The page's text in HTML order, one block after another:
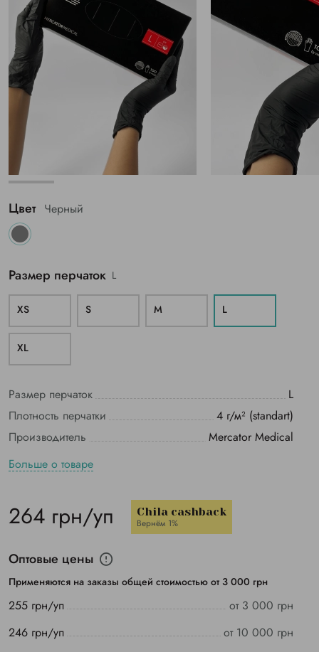
Цвет Черный
Размер перчаток L
XS S M L
ХL
Размер перчаток
L
Плотность перчатки
4 г/м² (standart)
Производитель
Mercator Medical
Больше о товаре
264 грн/уп Chila cashback
Вернём 1%
Оптовые цены
Применяются на заказы общей стоимостью от 3 000 грн
255 грн/уп
от 3 000 грн
246 грн/уп
от 10 000 грн